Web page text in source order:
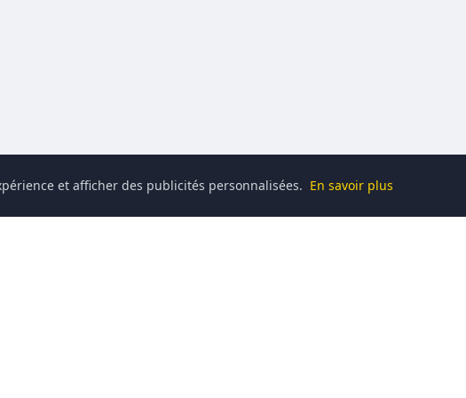
et afficher des publicités personnalisées. En savoir plus